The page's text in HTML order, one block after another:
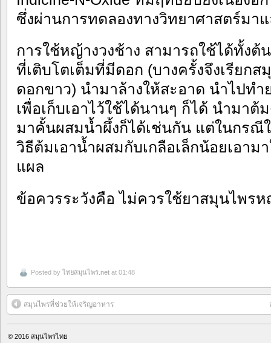
ซึ่งผ่านการทดลองทางวิทยาศาสตร์มา
การใช้หญ้างวงช้าง สามารถใช้ได้ทั้งต้
ที่เติบโตเต็มที่มีดอก (บางครั้งจึงเรียก
ดอกขาว) นำมาล้างให้สะอาด นำไปทำ
เพื่อเก็บเอาไว้ใช้ได้นานๆ ก็ได้ นำมา
มาคั้นผสมน้ำผึ้งก็ได้เช่นกัน แต่ในกรณี
วิธีต้มเอาน้ำผสมกับเกลือเล็กน้อยเอาม
แผล
ข้อควรระวังคือ ไม่ควรใช้ยาสมุนไพร
Posted byไทยสมุนไพร.net at 01:48
สมุนไพรที่ช่วยให้เจริญอาหาร
© 2016 สมุนไพรไทย